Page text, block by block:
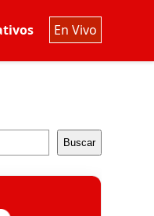
En Vivo
Buscar